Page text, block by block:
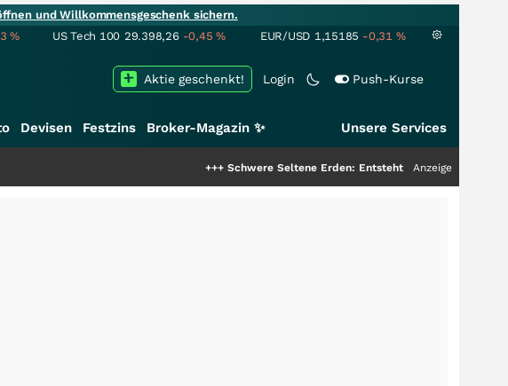
und Willkommensgeschenk sichern.
% US Tech 100 29.398,26 -0,45% EUR/USD 1,15185 -0,31 %
Login Push-Kurse
Aktie geschenkt!
Devisen Festzins Broker-Magazin ✨ Unsere Services
Schwere Seltene Erden: Entsteht hier die nächste
Anzeige